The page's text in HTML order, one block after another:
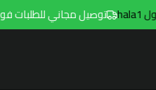
توصيل مجاني للطلبات فوق 299ريال داخل مدينه الرياض مع توصيل هامتارو